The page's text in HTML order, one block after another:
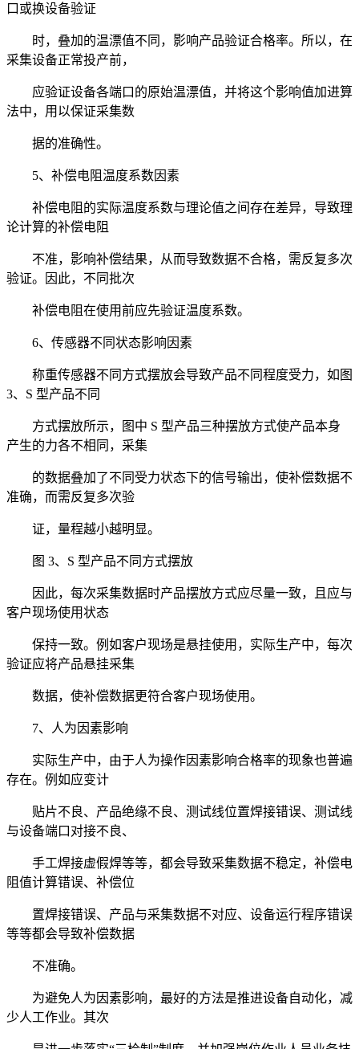
口或换设备验证
时，叠加的温漂值不同，影响产品验证合格率。所以，在
采集设备正常投产前，
应验证设备各端口的原始温漂值，并将这个影响值加进算
法中，用以保证采集数
据的准确性。
5、补偿电阻温度系数因素
补偿电阻的实际温度系数与理论值之间存在差异，导致理
论计算的补偿电阻
不准，影响补偿结果，从而导致数据不合格，需反复多次
验证。因此，不同批次
补偿电阻在使用前应先验证温度系数。
6、传感器不同状态影响因素
称重传感器不同方式摆放会导致产品不同程度受力，如图
3、S 型产品不同
方式摆放所示，图中 S 型产品三种摆放方式使产品本身
产生的力各不相同，采集
的数据叠加了不同受力状态下的信号输出，使补偿数据不
准确，而需反复多次验
证，量程越小越明显。
图 3、S 型产品不同方式摆放
因此，每次采集数据时产品摆放方式应尽量一致，且应与
客户现场使用状态
保持一致。例如客户现场是悬挂使用，实际生产中，每次
验证应将产品悬挂采集
数据，使补偿数据更符合客户现场使用。
7、人为因素影响
实际生产中，由于人为操作因素影响合格率的现象也普遍
存在。例如应变计
贴片不良、产品绝缘不良、测试线位置焊接错误、测试线
与设备端口对接不良、
手工焊接虚假焊等等，都会导致采集数据不稳定，补偿电
阻值计算错误、补偿位
置焊接错误、产品与采集数据不对应、设备运行程序错误
等等都会导致补偿数据
不准确。
为避免人为因素影响，最好的方法是推进设备自动化，减
少人工作业。其次